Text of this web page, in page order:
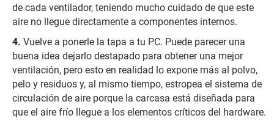
de cada ventilador, teniendo mucho cuidado de que este
aire no llegue directamente a componentes internos.
Vuelve a ponerle la tapa a tu PC. Puede parecer una
buena idea dejarlo destapado para obtener una mejor
ventilación, pero esto en realidad lo expone más al polvo,
pelo y residuos y, al mismo tiempo, estropea el sistema de
circulación de aire porque la carcasa está diseñada para
que el aire frío llegue a los elementos críticos del hardware.